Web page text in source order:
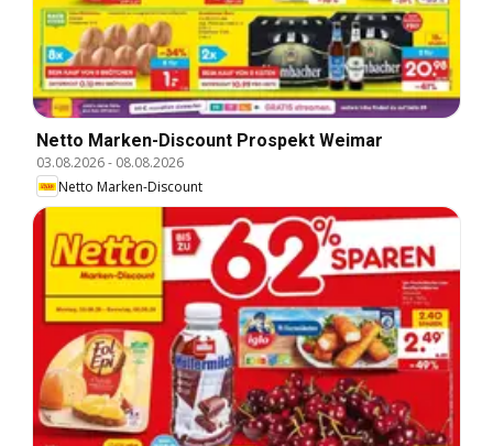
Netto Marken-Discount Prospekt Weimar
03.08.2026- 08.08.2026
Netto Marken-Discount